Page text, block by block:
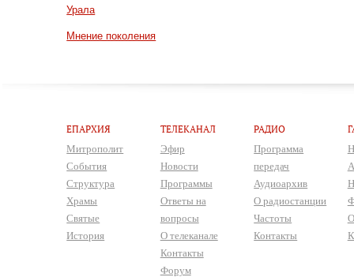
Урала
Мнение поколения
ЕПАРХИЯ
Митрополит
События
Структура
Храмы
Святые
История
ТЕЛЕКАНАЛ
Эфир
Новости
Программы
Ответы на
вопросы
О телеканале
Контакты
Форум
РАДИО
Программа
передач
Аудиоархив
О радиостанции
Частоты
Контакты